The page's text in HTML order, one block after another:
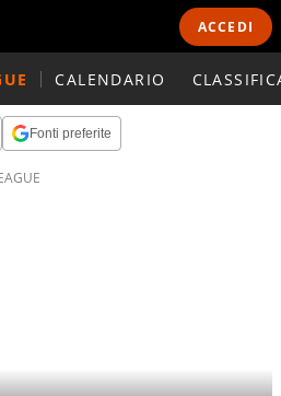
ACCEDI
CALENDARIO
Fonti preferite